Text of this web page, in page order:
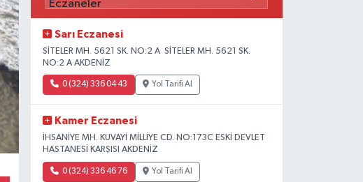
Sarı Eczanesi
SİTELER MH. 5621 SK. NO:2 A SİTELER MH. 5621 SK.
NO:2 A AKDENİZ
0 (324) 336 04 43 Yol Tarifi Al
Kamer Eczanesi
İHSANİYE MH. KUVAYİ MİLLİYE CD. NO:173C ESKİ DEVLET
HASTANESİ KARŞISI AKDENİZ
0 (324) 336 46 76 Yol Tarifi Al